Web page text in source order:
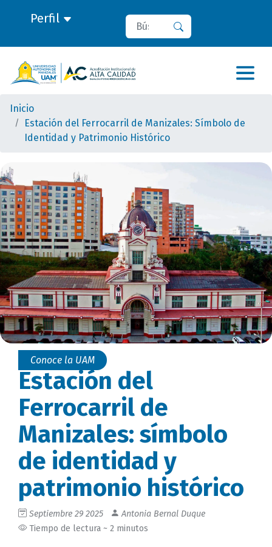
Perfil Buscar
Inicio
Estación del Ferrocarril de Manizales: Símbolo de
Identidad y Patrimonio Histórico
Conoce la UAM
Estación del
Ferrocarril de
Manizales: símbolo
de identidad y
patrimonio histórico
Septiembre 29 2025
Antonia Bernal Duque
Tiempo de lectura ~ 2 minutos